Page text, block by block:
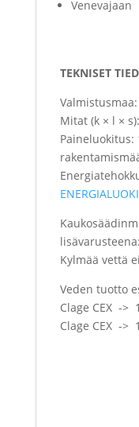
Venevajaan
TEKNISET
Valmistusmaa:
Mitat (k × l ×
Paineluokitus:
Kylmää vettä
Veden tuotto
Clage CEX ->
Clage CEX ->